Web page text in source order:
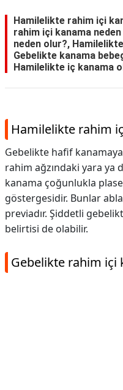
Hamilelikte rahim içi
rahim içi kanama
neden olur?,
Gebelikte kanama
Hamilelikte iç kanama
Hamilelikte rahim
Gebelikte hafif
rahim ağzındaki yara ya
kanama çoğunlukla
göstergesidir. Bunlar
previadır. Şiddetli
belirtisi de olabilir.
Gebelikte rahim içi